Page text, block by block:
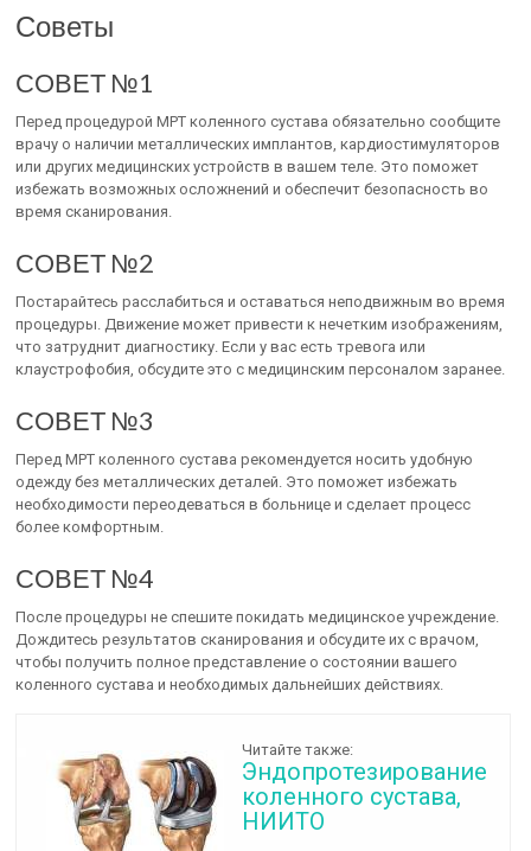
Советы
СОВЕТ №1
Перед процедурой МРТ коленного сустава обязательно сообщите
врачу о наличии металлических имплантов, кардиостимуляторов
или других медицинских устройств в вашем теле. Это поможет
избежать возможных осложнений и обеспечит безопасность во
время сканирования.
СОВЕТ №2
Постарайтесь расслабиться и оставаться неподвижным во время
процедуры. Движение может привести к нечетким изображениям,
что затруднит диагностику. Если у вас есть тревога или
клаустрофобия, обсудите это с медицинским персоналом заранее.
СОВЕТ №3
Перед МРТ коленного сустава рекомендуется носить удобную
одежду без металлических деталей. Это поможет избежать
необходимости переодеваться в больнице и сделает процесс
более комфортным.
СОВЕТ №4
После процедуры не спешите покидать медицинское учреждение.
Дождитесь результатов сканирования и обсудите их с врачом,
чтобы получить полное представление о состоянии вашего
коленного сустава и необходимых дальнейших действиях.
Читайте также:
Эндопротезирование
коленного сустава,
НИИТО